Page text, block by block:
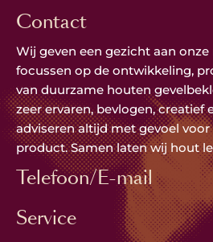
Contact
Wij geven een gezicht aan
focussen op de ontwikkeling,
van duurzame houten
zeer ervaren, bevlogen, creatief
adviseren altijd met gevoel
product. Samen laten wij hout
Telefoon/E-mail
Service